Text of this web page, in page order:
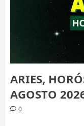
ARIES,
AGOSTO
0